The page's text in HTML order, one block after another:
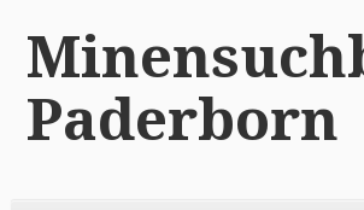
Paderborn